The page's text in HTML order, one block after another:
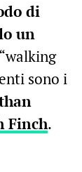
di
un
sono i
Finch.